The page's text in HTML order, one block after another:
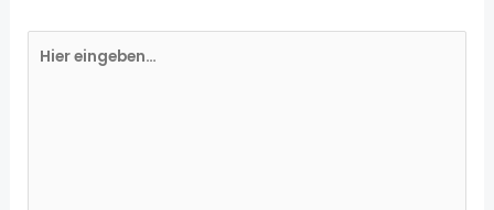
Hier